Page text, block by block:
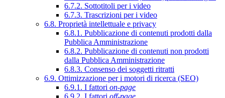
6.7.2. Sottotitoli per i video
6.7.3. Trascrizioni per i video
6.8. Proprietà intellettuale e privacy
6.8.1. Pubblicazione di contenuti prodotti dalla
Pubblica Amministrazione
6.8.2. Pubblicazione di contenuti non prodotti
dalla Pubblica Amministrazione
6.8.3. Consenso dei soggetti ritratti
6.9. Ottimizzazione per i motori di ricerca (SEO)
6.9.1. I fattori on-page
6.9.2. I fattori off-page